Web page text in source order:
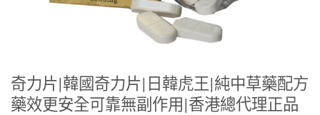
奇力片|韓國奇力片|日韓虎王|純中草藥配方
藥效更安全可靠無副作用|香港總代理正品